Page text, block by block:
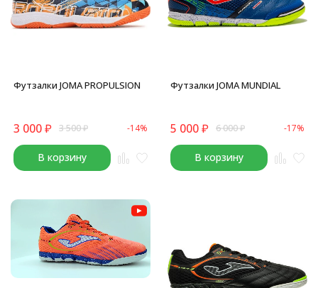
Футзалки JOMA PROPULSION
3 000₽ 3 500₽ -14%
В корзину
Футзалки JOMA MUNDIAL
5 000₽ 6 000₽ -17%
В корзину